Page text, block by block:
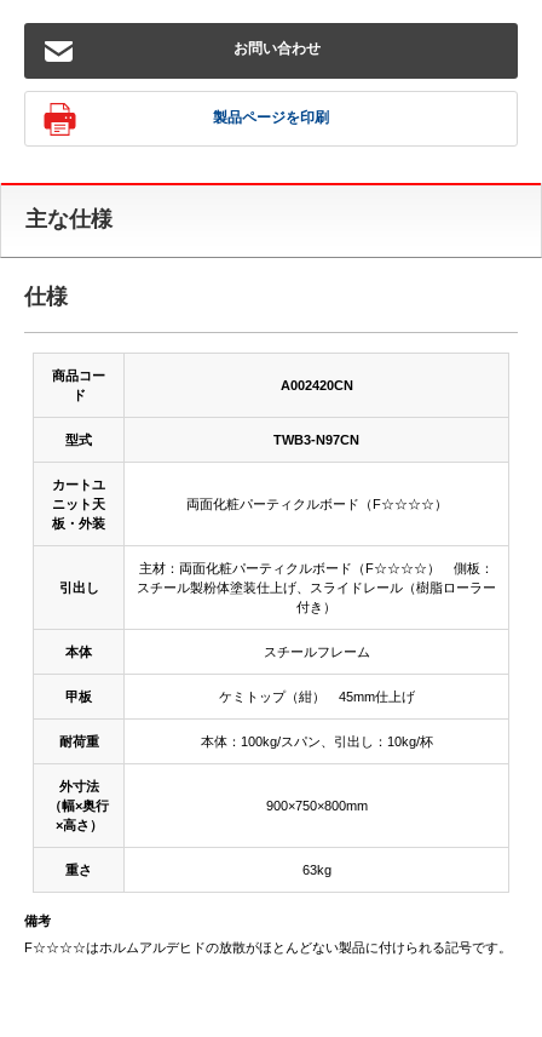
お問い合わせ
製品ページを印刷
主な仕様
仕様
商品コー
ド
A002420CN
型式 TWB3-N97CN
カートユ
ニット天
板・外装
両面化粧パーティクルボード（F☆☆☆☆）
引出し
主材：両面化粧パーティクルボード（F☆☆☆☆） 側板：
スチール製粉体塗装仕上げ、スライドレール（樹脂ローラー
付き）
本体 スチールフレーム
甲板 ケミトップ（紺） 45mm仕上げ
耐荷重 本体：100kg/スパン、引出し：10kg/杯
外寸法
（幅×奥行
×高さ）
900×750×800mm
重さ 63kg
備考
F☆☆☆☆はホルムアルデヒドの放散がほとんどない製品に付けられる記号です。